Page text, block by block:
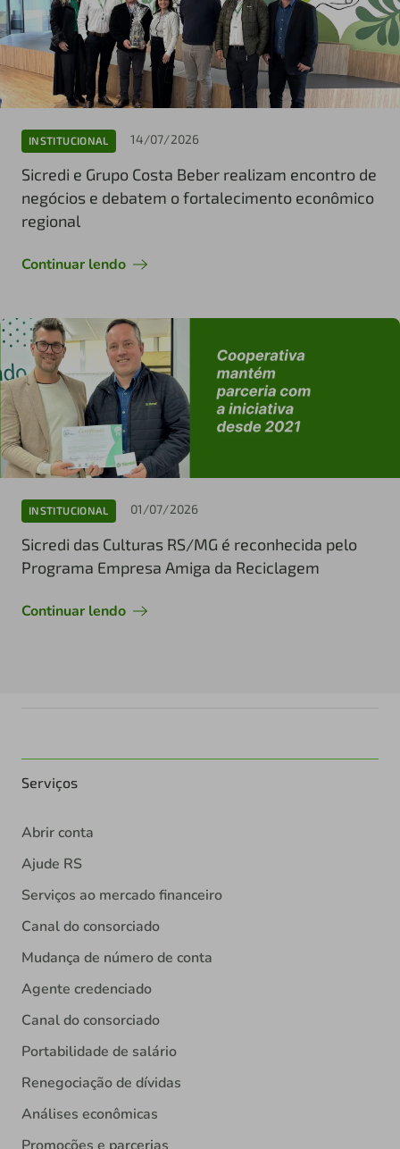
INSTITUCIONAL 14/07/2026
Sicredi e Grupo Costa Beber realizam encontro de
negócios e debatem o fortalecimento econômico
regional
Continuar lendo
INSTITUCIONAL 01/07/2026
Sicredi das Culturas RS/MG é reconhecida pelo
Programa Empresa Amiga da Reciclagem
Continuar lendo
Serviços
Abrir conta
Ajude RS
Serviços ao mercado financeiro
Canal do consorciado
Mudança de número de conta
Agente credenciado
Canal do consorciado
Portabilidade de salário
Renegociação de dívidas
Análises econômicas